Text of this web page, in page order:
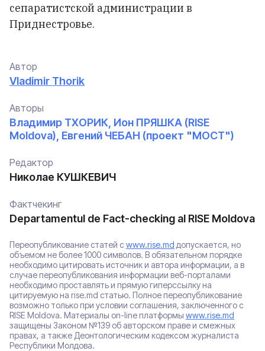
сепаратистской администрации в
Приднестровье.
Автор
Vladimir Thorik
Авторы
Владимир ТХОРИК, Ион ПРЯШКА (RISE
Moldova), Евгений ЧЕБАН (проект "МОСТ")
Редактор
Николае КУШКЕВИЧ
Фактчекинг
Departamentul de Fact-checking al RISE Moldova
Переопубликование статей с www.rise.md допускается, но
объемом не более 1000 символов. В обязательном порядке
необходимо цитировать источник и автора информации, а в
случае переопубликования информации веб-порталами
необходимо проставлять и прямую гиперссылку на
цитируемую на rise.md статью. Полное переопубликование
возможно только при условии соглашения, заключенного с
RISE Moldova. Материалы on-line платформы www.rise.md
защищены Законом №139 об авторском праве и смежных
правах, а также Деонтологическим кодексом журналиста
Республики Молдова.